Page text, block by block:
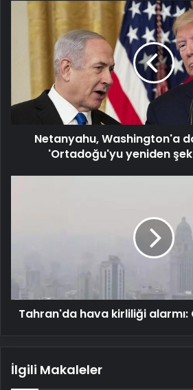
Netanyahu,
Washington'a
'Ortadoğu'yu
yeniden
şekillendirebilir'
Netanyahu, Washington'a
'Ortadoğu'yu yeniden
Tahran'da hava kirliliği
İlgili Makaleler